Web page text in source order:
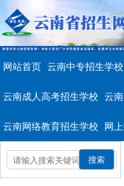
网站首页 云南中专招生学校
云南成人高考招生学校 云
云南网络教育招生学校 网